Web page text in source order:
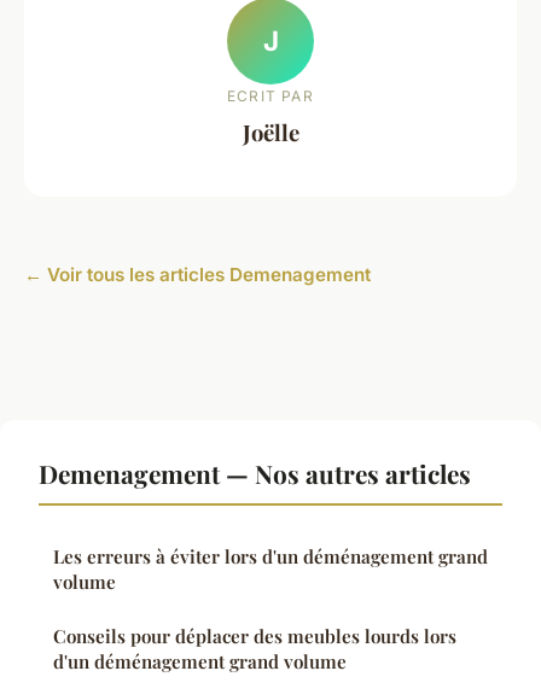
J
ECRIT PAR
Joëlle
← Voir tous les articles Demenagement
Demenagement — Nos autres articles
Les erreurs à éviter lors d'un déménagement grand
volume
Conseils pour déplacer des meubles lourds lors
d'un déménagement grand volume